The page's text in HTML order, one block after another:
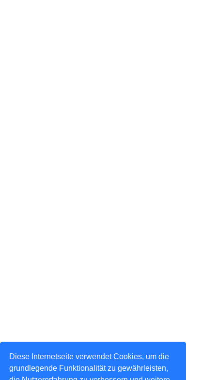
Diese Internetseite verwendet Cookies, um die
grundlegende Funktionalität zu gewährleisten,